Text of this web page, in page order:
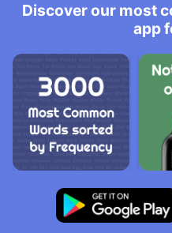
Discover our most
app